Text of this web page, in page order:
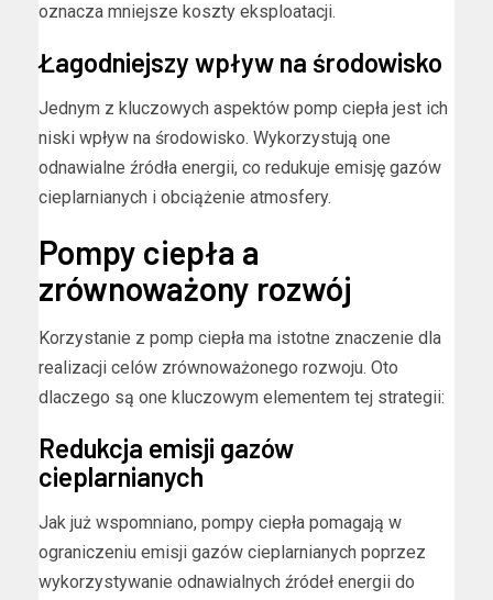
oznacza mniejsze koszty eksploatacji.
Łagodniejszy wpływ na środowisko
Jednym z kluczowych aspektów pomp ciepła jest ich
niski wpływ na środowisko. Wykorzystują one
odnawialne źródła energii, co redukuje emisję gazów
cieplarnianych i obciążenie atmosfery.
Pompy ciepła a
zrównoważony rozwój
Korzystanie z pomp ciepła ma istotne znaczenie dla
realizacji celów zrównoważonego rozwoju. Oto
dlaczego są one kluczowym elementem tej strategii:
Redukcja emisji gazów
cieplarnianych
Jak już wspomniano, pompy ciepła pomagają w
ograniczeniu emisji gazów cieplarnianych poprzez
wykorzystywanie odnawialnych źródeł energii do